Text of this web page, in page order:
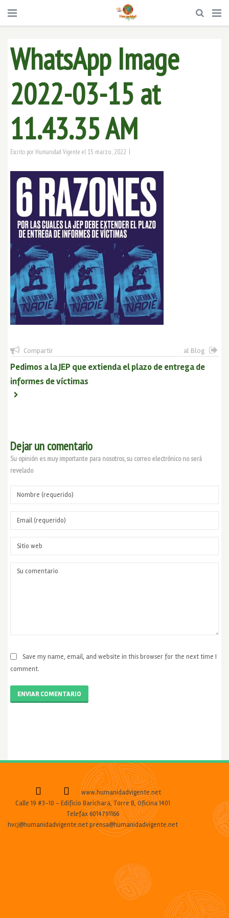
WhatsApp Image
2022-03-15 at
11.43.35 AM
Escrito por Humanidad Vigente el 15 marzo, 2022 |
Compartir al Blog
Pedimos a la JEP que extienda el plazo de entrega de
informes de víctimas
Dejar un comentario
Su opinión es muy importante para nosotros, su correo electrónico no será
revelado
Save my name, email, and website in this browser for the next time I
comment.
ENVIAR COMENTARIO
www.humanidadvigente.net
Calle 19 #3-10 - Edificio Barichara, Torre B, Oficina 1401
Telefax 6014791166
hvcj@humanidadvigente.net prensa@humanidadvigente.net